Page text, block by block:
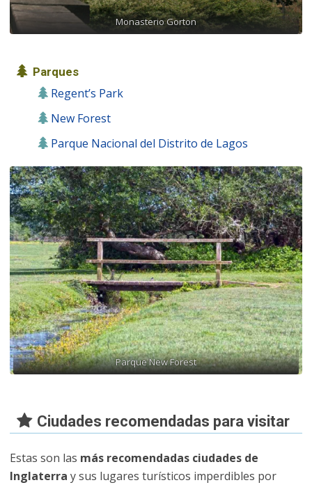
Monasterio Gorton
Parques
Regent’s Park
New Forest
Parque Nacional del Distrito de Lagos
Parque New Forest
Ciudades recomendadas para visitar
Estas son las más recomendadas ciudades de
Inglaterra y sus lugares turísticos imperdibles por